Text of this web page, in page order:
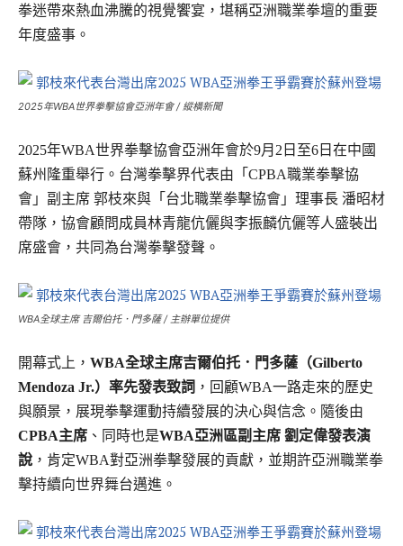
拳迷帶來熱血沸騰的視覺饗宴，堪稱亞洲職業拳壇的重要
年度盛事。
2025年WBA世界拳擊協會亞洲年會 / 縱橫新聞
2025年WBA世界拳擊協會亞洲年會於9月2日至6日在中國
蘇州隆重舉行。台灣拳擊界代表由「CPBA職業拳擊協
會」副主席 郭枝來與「台北職業拳擊協會」理事長 潘昭材
帶隊，協會顧問成員林青龍伉儷與李振麟伉儷等人盛裝出
席盛會，共同為台灣拳擊發聲。
WBA全球主席 吉爾伯托．門多薩 / 主辦單位提供
開幕式上， WBA全球主席吉爾伯托．門多薩（Gilberto
Mendoza Jr.）率先發表致詞 ，回顧WBA一路走來的歷史
與願景，展現拳擊運動持續發展的決心與信念。隨後由
CPBA主席 、同時也是WBA亞洲區副主席 劉定偉發表演
說 ，肯定WBA對亞洲拳擊發展的貢獻，並期許亞洲職業拳
擊持續向世界舞台邁進。